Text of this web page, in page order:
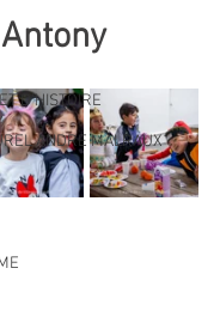
D'HISTOIRE
ANDRE MALRAUX